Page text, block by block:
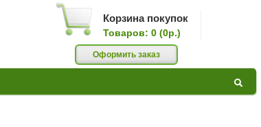
Корзина покупок
Товаров: 0 (0р.)
Оформить заказ
»